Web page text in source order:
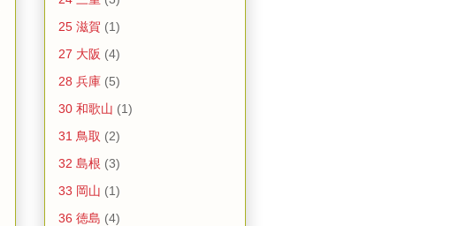
25 滋賀 (1)
27 大阪 (4)
28 兵庫 (5)
30 和歌山 (1)
31 鳥取 (2)
32 島根 (3)
33 岡山 (1)
36 徳島 (4)